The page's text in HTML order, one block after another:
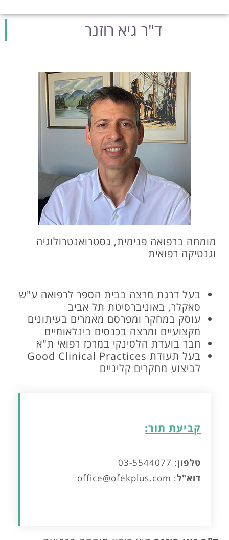
ד"ר גיא רוזנר
מומחה ברפואה פנימית, גסטרואנטרולוגיה
וגנטיקה רפואית
בעל דרגת מרצה בבית הספר לרפואה ע"ש
סאקלר, באוניברסיטת תל אביב
עוסק במחקר ומפרסם מאמרים בעיתונים
מקצועיים ומרצה בכנסים בינלאומיים
חבר בועדת הלסינקי במרכז רפואי ת"א
בעל תעודת Good Clinical Practices
לביצוע מחקרים קליניים
קביעת תור:
טלפון:
03-5544077
דוא"ל:
office@ofekplus.com